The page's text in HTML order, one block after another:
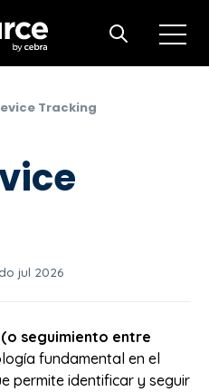
Open
Open search
Tracking
jul 2026
seguimiento entre
fundamental en el
permite identificar y seguir